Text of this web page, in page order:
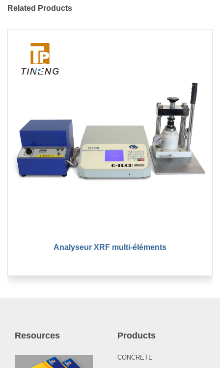
Related Products
Analyseur XRF multi-éléments
Resources Products
CONCRETE